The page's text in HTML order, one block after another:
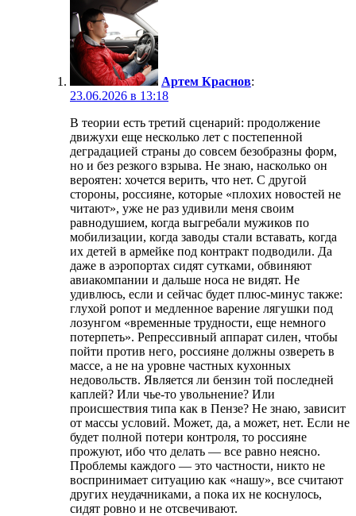
Артем Краснов:
23.06.2026 в 13:18
В теории есть третий сценарий: продолжение
движухи еще несколько лет с постепенной
деградацией страны до совсем безобразны форм,
но и без резкого взрыва. Не знаю, насколько он
вероятен: хочется верить, что нет. С другой
стороны, россияне, которые «плохих новостей не
читают», уже не раз удивили меня своим
равнодушием, когда выгребали мужиков по
мобилизации, когда заводы стали вставать, когда
их детей в армейке под контракт подводили. Да
даже в аэропортах сидят сутками, обвиняют
авиакомпании и дальше носа не видят. Не
удивлюсь, если и сейчас будет плюс-минус также:
глухой ропот и медленное варение лягушки под
лозунгом «временные трудности, еще немного
потерпеть». Репрессивный аппарат силен, чтобы
пойти против него, россияне должны озвереть в
массе, а не на уровне частных кухонных
недовольств. Является ли бензин той последней
каплей? Или чье-то увольнение? Или
происшествия типа как в Пензе? Не знаю, зависит
от массы условий. Может, да, а может, нет. Если не
будет полной потери контроля, то россияне
прожуют, ибо что делать — все равно неясно.
Проблемы каждого — это частности, никто не
воспринимает ситуацию как «нашу», все считают
других неудачниками, а пока их не коснулось,
сидят ровно и не отсвечивают.